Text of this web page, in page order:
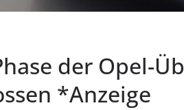
der Opel-
*Anzeige